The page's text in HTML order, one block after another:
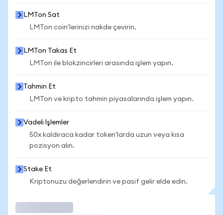
LMTon Sat
LMTon coin'lerinizi nakde çevirin.
LMTon Takas Et
LMTon ile blokzincirleri arasında işlem yapın.
Tahmin Et
LMTon ve kripto tahmin piyasalarında işlem yapın.
Vadeli İşlemler
50x kaldıraca kadar token'larda uzun veya kısa
pozisyon alın.
Stake Et
Kriptonuzu değerlendirin ve pasif gelir elde edin.